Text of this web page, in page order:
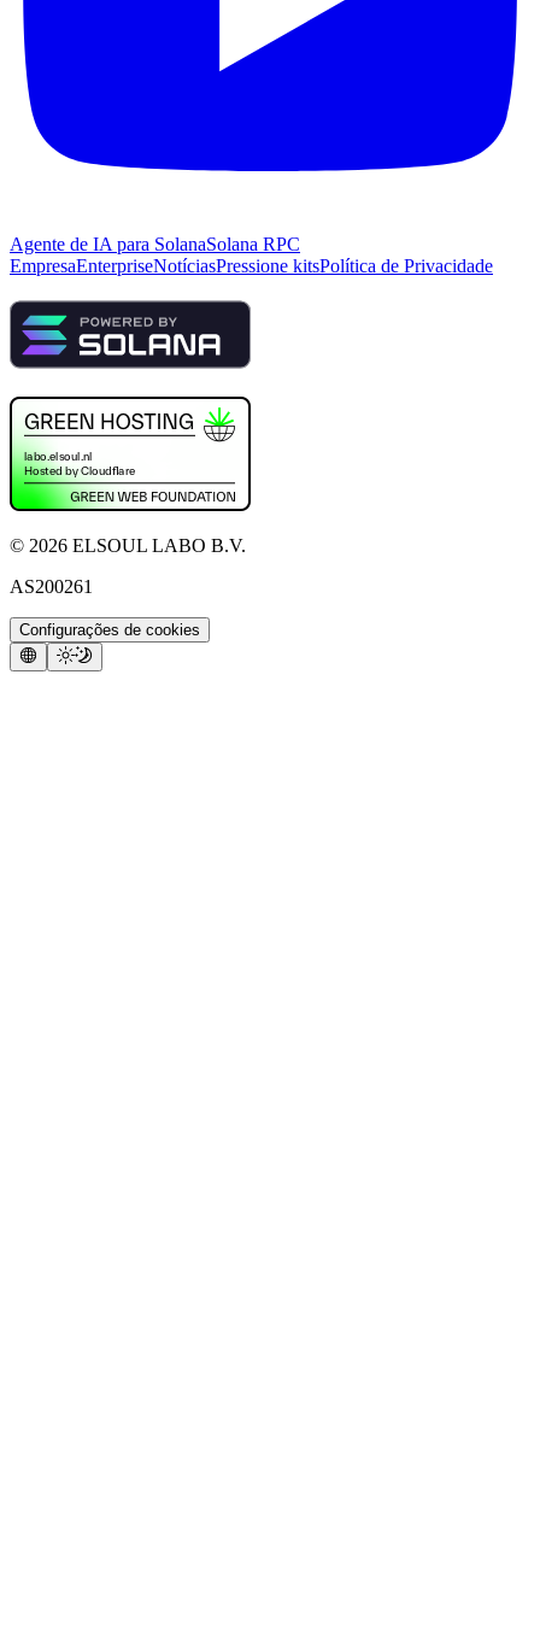
Agente de IA para SolanaSolana RPC
EmpresaEnterpriseNotíciasPressione kitsPolítica de Privacidade
© 2026 ELSOUL LABO B.V.
AS200261
Configurações de cookies